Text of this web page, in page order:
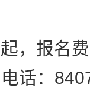
报名费
话：